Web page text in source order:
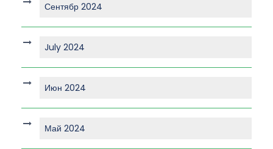
Сентябр 2024
July 2024
Июн 2024
Май 2024